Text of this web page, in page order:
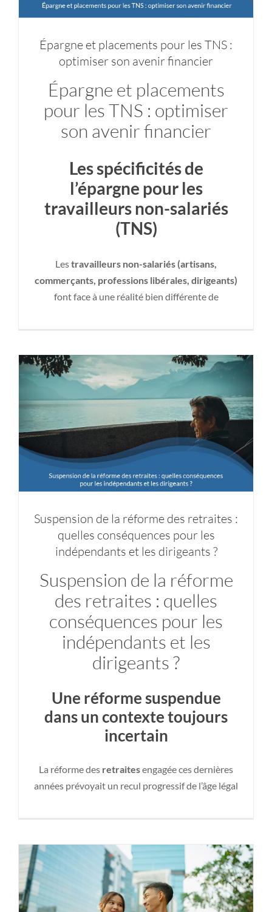
Épargne et placements pour les TNS :
optimiser son avenir financier
Épargne et placements
pour les TNS : optimiser
son avenir financier
Les spécificités de
l’épargne pour les
travailleurs non-salariés
(TNS)
Lestravailleurs non-salariés (artisans,
commerçants, professions libérales, dirigeants)
font face à une réalité bien différente de
Suspension de la réforme des retraites :
quelles conséquences pour les
Suspension de la réforme des retraites :
quelles conséquences pour les
indépendants et les dirigeants ?
Suspension de la réforme
des retraites : quelles
conséquences pour les
indépendants et les
dirigeants ?
Une réforme suspendue
dans un contexte toujours
incertain
La réforme des retraitesengagée ces dernières
années prévoyait un recul progressif de l’âge légal
Plan d’Épargne Entreprise